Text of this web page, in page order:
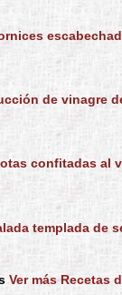
de vinagre
confitadas al
templada de
Ver más Recetas